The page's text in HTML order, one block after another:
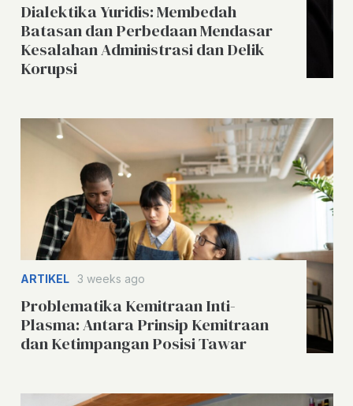
Dialektika Yuridis: Membedah
Batasan dan Perbedaan Mendasar
Kesalahan Administrasi dan Delik
Korupsi
ARTIKEL 3 weeks ago
Problematika Kemitraan Inti-
Plasma: Antara Prinsip Kemitraan
dan Ketimpangan Posisi Tawar